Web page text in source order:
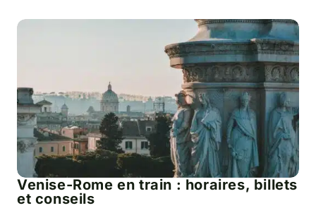
Venise-Rome en train : horaires, billets
et conseils